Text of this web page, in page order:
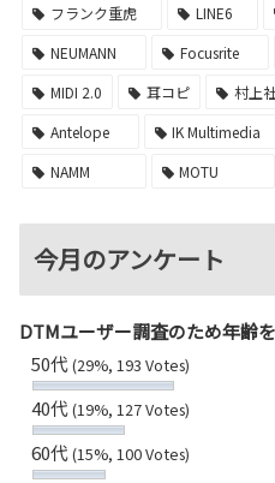
フランク重虎
LINE6
NEUMANN
Focusrite
MIDI 2.0
耳コピ 村上
Antelope
IK Multimedia
NAMM
MOTU
今月のアンケート
DTMユーザー調査のため年齢
50代(29%, 193 Votes)
40代(19%, 127 Votes)
60代(15%, 100 Votes)